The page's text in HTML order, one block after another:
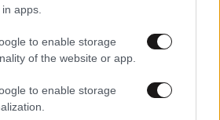
apps.
to enable storage
of the website or app.
to enable storage
και η συγκίνηση ακόμα
του οι «Πάνθηρες», οι
του Πανιωνίου, «σήκωσαν»